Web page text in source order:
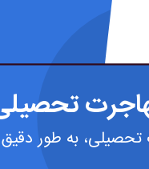
تحصیلی، به طور